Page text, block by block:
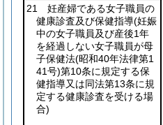
21 妊産婦である女子職員の
健康診査及び保健指導(妊娠
中の女子職員及び産後1年
を経過しない女子職員が母
子保健法(昭和40年法律第1
41号)第10条に規定する保
健指導又は同法第13条に規
定する健康診査を受ける場
合)